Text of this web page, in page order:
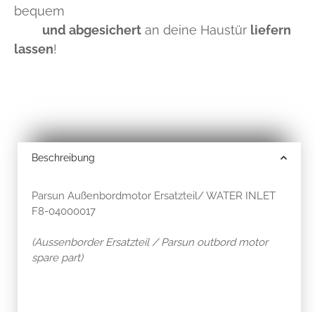
bequem
und abgesichert an deine Haustür liefern
lassen!
Beschreibung
Parsun Außenbordmotor Ersatzteil/ WATER INLET
F8-04000017
(Aussenborder Ersatzteil / Parsun outbord motor
spare part)